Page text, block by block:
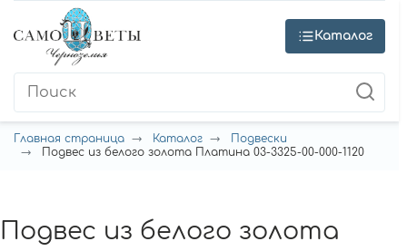
Каталог
Главная страница Каталог
Подвески
Подвес из белого золота Платина 03-3325-00-000-1120
Подвес из белого золота